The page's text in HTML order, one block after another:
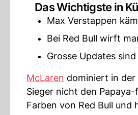
Das Wichtigste in
Max Verstappen
Bei Red Bull wirft
Grosse Updates
McLaren dominiert in der
Sieger nicht den
Farben von Red Bull und